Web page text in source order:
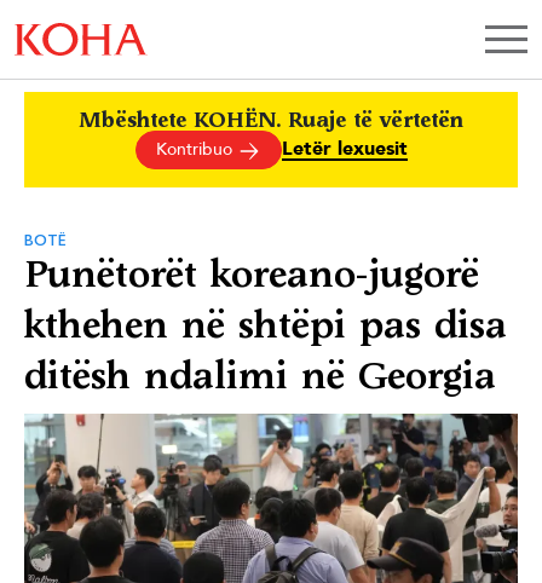
Mbështete KOHËN. Ruaje të vërtetën
Kontribuo Letër lexuesit
BOTË
Punëtorët koreano-jugorë
kthehen në shtëpi pas disa
ditësh ndalimi në Georgia